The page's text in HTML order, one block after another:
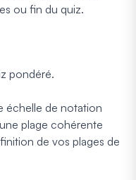
ou fin du quiz.
pondéré.
échelle de notation
plage cohérente
de vos plages de